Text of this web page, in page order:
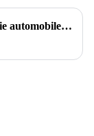
L'industrie automobile chinoise se réjouit de nouvelles opportunités de développement